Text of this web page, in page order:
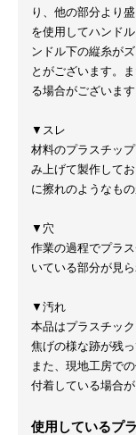
り、他の部分より
を使用してハンド
ンドル下の縦糸が
とがございます。
る場合がございます
▼スレ
材料のプラスチッ
み上げて製作して
に擦れのようなもの
▼穴
作業の過程でプラ
いている部分が見
▼汚れ
本品はプラスチック
焦げの様な跡が残
また、現地工房で
付着している場合が
使用しているプ